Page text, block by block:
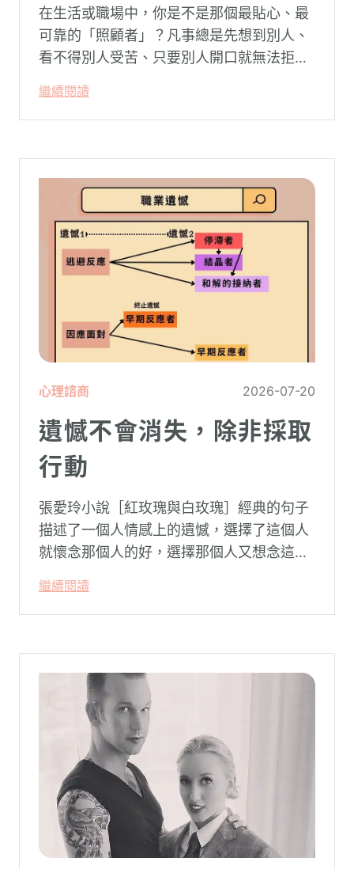
在生活或職場中，你是不是那個最貼心、最
可靠的「照顧者」？凡事總是先想到別人、
看不得別人受苦、只要別人開口就無法拒
常在夜深人靜時讓你感到莫名的心累與空
虛。
繼續閱讀
心理諮商 2026-07-20
遺憾不會消失，除非採取
行動
張愛玲小說［紅玫瑰與白玫瑰］經典的句子
描述了一個人情感上的遺憾，選擇了這個人
就懷念那個人的好，選擇那個人又想念這個
繼續閱讀